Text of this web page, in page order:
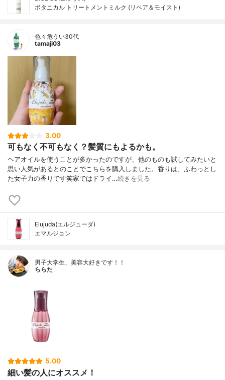
ボタニカル トリートメントミルク (リペア＆モイスト)
色々危うい30代
tamaji03
3.00
可もなく不可もなく？髪質にもよるかも。
ヘアオイルを使うことが多かったのですが、他のものも試してみたいと
思い人気があるとのことでこちらを購入しました。香りは、ふわっとし
た女子力の香りです笑家ではドライ…続きを見る
Elujuda(エルジューダ)
エマルジョン
男子大学生、美容大好きです！！
ららた
5.00
細い髪の人にオススメ！